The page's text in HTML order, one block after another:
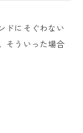
ドにそぐわない
そういった場合